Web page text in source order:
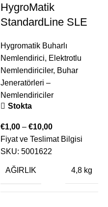
HygroMatik
StandardLine SLE
Hygromatik Buharlı
Nemlendirici, Elektrotlu
Nemlendiriciler, Buhar
Jeneratörleri –
Nemlendiriciler
Stokta
€1,00 – €10,00
Fiyat ve Teslimat Bilgisi
SKU: 5001622
AĞIRLIK 4,8 kg